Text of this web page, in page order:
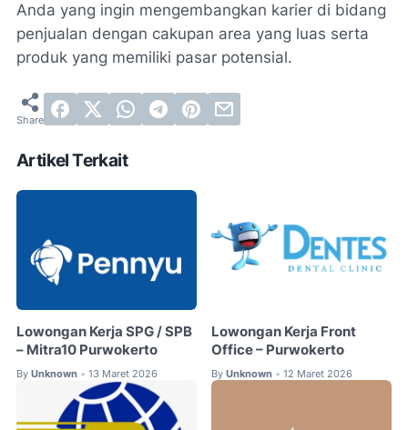
Anda yang ingin mengembangkan karier di bidang
penjualan dengan cakupan area yang luas serta
produk yang memiliki pasar potensial.
Artikel Terkait
Lowongan Kerja SPG / SPB
– Mitra10 Purwokerto
By Unknown • 13 Maret 2026
Lowongan Kerja Front
Office – Purwokerto
By Unknown • 12 Maret 2026